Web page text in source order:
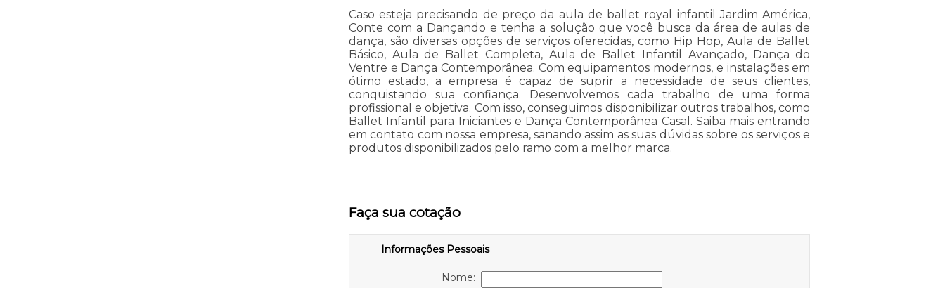
Caso esteja precisando de preço da aula de ballet royal infantil Jardim América,
Conte com a Dançando e tenha a solução que você busca da área de aulas de
dança, são diversas opções de serviços oferecidas, como Hip Hop, Aula de Ballet
Básico, Aula de Ballet Completa, Aula de Ballet Infantil Avançado, Dança do
Ventre e Dança Contemporânea. Com equipamentos modernos, e instalações em
ótimo estado, a empresa é capaz de suprir a necessidade de seus clientes,
conquistando sua confiança. Desenvolvemos cada trabalho de uma forma
profissional e objetiva. Com isso, conseguimos disponibilizar outros trabalhos, como
Ballet Infantil para Iniciantes e Dança Contemporânea Casal. Saiba mais entrando
em contato com nossa empresa, sanando assim as suas dúvidas sobre os serviços e
produtos disponibilizados pelo ramo com a melhor marca.
Faça sua cotação
Informações Pessoais
Nome: